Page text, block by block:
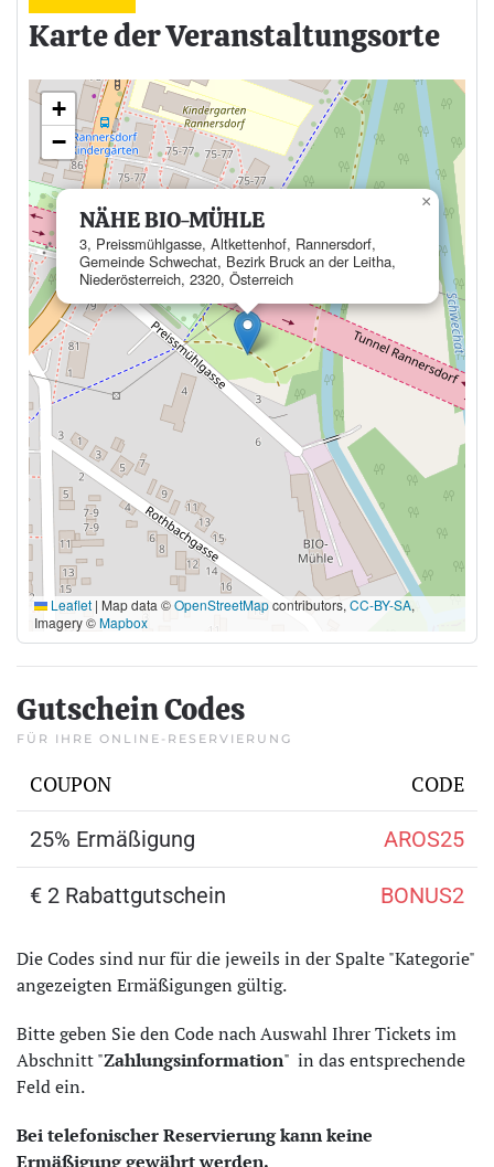
Karte der Veranstaltungsorte
NÄHE BIO-MÜHLE
3, Preissmühlgasse, Altkettenhof, Rannersdorf,
Gemeinde Schwechat, Bezirk Bruck an der Leitha,
Niederösterreich, 2320, Österreich
×
+
−
Leaflet | Map data ©OpenStreetMapcontributors, CC-BY-SA,
Imagery ©Mapbox
Gutschein Codes
FÜR IHRE ONLINE-RESERVIERUNG
COUPON CODE
25% Ermäßigung AROS25
€ 2 Rabattgutschein BONUS2
Die Codes sind nur für die jeweils in der Spalte "Kategorie"
angezeigten Ermäßigungen gültig.
Bitte geben Sie den Code nach Auswahl Ihrer Tickets im
Abschnitt "Zahlungsinformation" in das entsprechende
Feld ein.
Bei telefonischer Reservierung kann keine
Ermäßigung gewährt werden.